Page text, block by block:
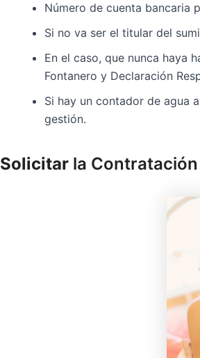
Número de cuenta bancaria
Si no va ser el titular del
En el caso, que nunca haya
Fontanero y Declaración
Si hay un contador de agua
gestión.
Solicitar la